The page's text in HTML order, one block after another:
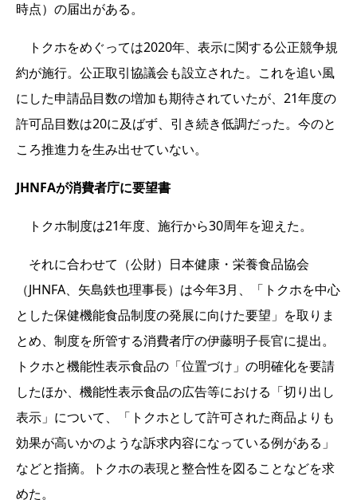
時点）の届出がある。
トクホをめぐっては2020年、表示に関する公正競争規
約が施行。公正取引協議会も設立された。これを追い風
にした申請品目数の増加も期待されていたが、21年度の
許可品目数は20に及ばず、引き続き低調だった。今のと
ころ推進力を生み出せていない。
JHNFAが消費者庁に要望書
トクホ制度は21年度、施行から30周年を迎えた。
それに合わせて（公財）日本健康・栄養食品協会
（JHNFA、矢島鉄也理事長）は今年3月、「トクホを中心
とした保健機能食品制度の発展に向けた要望」を取りま
とめ、制度を所管する消費者庁の伊藤明子長官に提出。
トクホと機能性表示食品の「位置づけ」の明確化を要請
したほか、機能性表示食品の広告等における「切り出し
表示」について、「トクホとして許可された商品よりも
効果が高いかのような訴求内容になっている例がある」
などと指摘。トクホの表現と整合性を図ることなどを求
めた。